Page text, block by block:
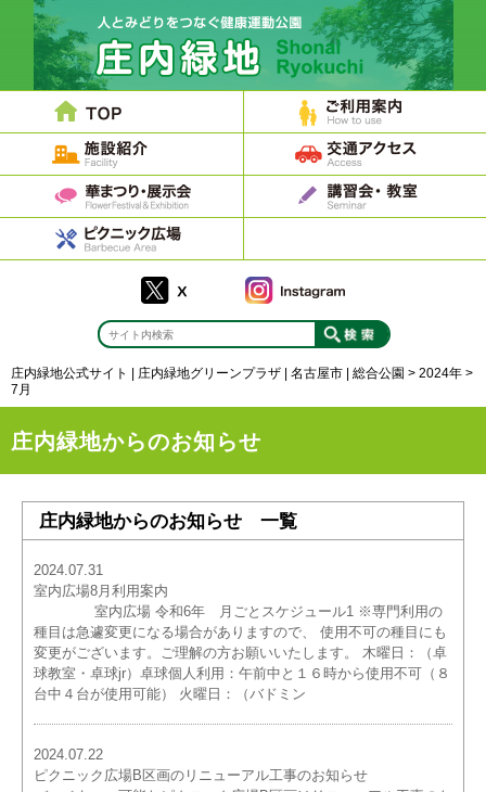
庄内緑地公式サイト | 庄内緑地グリーンプラザ | 名古屋市 | 総合公園 > 2024年 >
7月
庄内緑地からのお知らせ
庄内緑地からのお知らせ 一覧
2024.07.31
室内広場8月利用案内
室内広場 令和6年 月ごとスケジュール1 ※専門利用の
種目は急遽変更になる場合がありますので、 使用不可の種目にも
変更がございます。ご理解の方お願いいたします。 木曜日：（卓
球教室・卓球jr）卓球個人利用：午前中と１６時から使用不可（８
台中４台が使用可能） 火曜日：（バドミン
2024.07.22
ピクニック広場B区画のリニューアル工事のお知らせ